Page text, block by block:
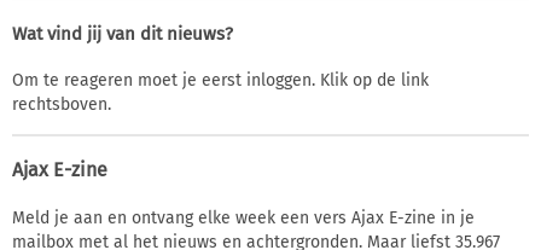
Wat vind jij van dit nieuws?
Om te reageren moet je eerst inloggen. Klik op de link
rechtsboven.
Ajax E-zine
Meld je aan en ontvang elke week een vers Ajax E-zine in je
mailbox met al het nieuws en achtergronden. Maar liefst 35.967